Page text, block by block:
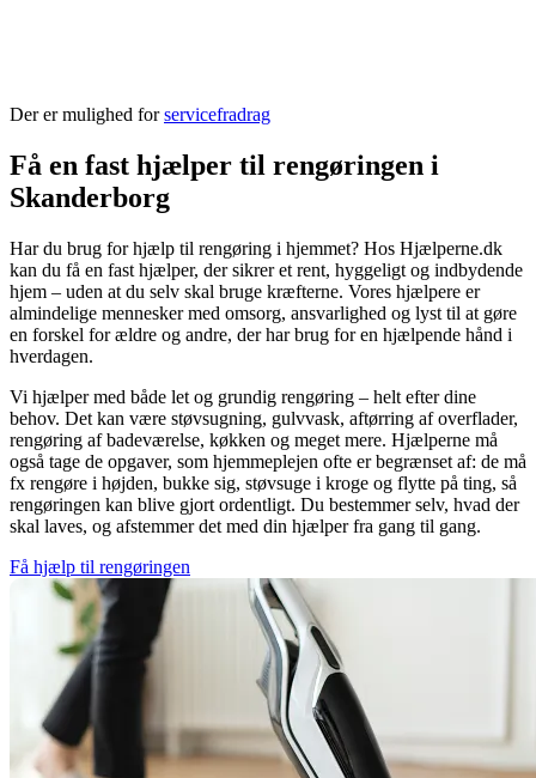
Der er mulighed forservicefradrag
Få en fast hjælper til rengøringen i
Skanderborg
Har du brug for hjælp til rengøring i hjemmet? Hos Hjælperne.dk
kan du få en fast hjælper, der sikrer et rent, hyggeligt og indbydende
hjem – uden at du selv skal bruge kræfterne. Vores hjælpere er
almindelige mennesker med omsorg, ansvarlighed og lyst til at gøre
en forskel for ældre og andre, der har brug for en hjælpende hånd i
hverdagen.
Vi hjælper med både let og grundig rengøring – helt efter dine
behov. Det kan være støvsugning, gulvvask, aftørring af overflader,
rengøring af badeværelse, køkken og meget mere. Hjælperne må
også tage de opgaver, som hjemmeplejen ofte er begrænset af: de må
fx rengøre i højden, bukke sig, støvsuge i kroge og flytte på ting, så
rengøringen kan blive gjort ordentligt. Du bestemmer selv, hvad der
skal laves, og afstemmer det med din hjælper fra gang til gang.
Få hjælp til rengøringen